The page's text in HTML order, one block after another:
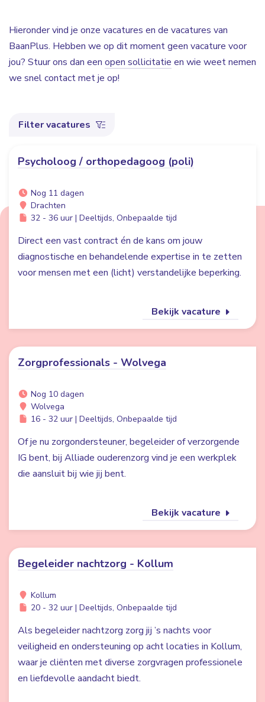
Hieronder vind je onze vacatures en de vacatures van
BaanPlus. Hebben we op dit moment geen vacature voor
jou? Stuur ons dan een open sollicitatie en wie weet nemen
we snel contact met je op!
Filter vacatures
Psycholoog / orthopedagoog (poli)
Nog 11 dagen
Drachten
32 - 36 uur | Deeltijds, Onbepaalde tijd
Direct een vast contract én de kans om jouw
diagnostische en behandelende expertise in te zetten
voor mensen met een (licht) verstandelijke beperking.
Bekijk vacature
Zorgprofessionals - Wolvega
Nog 10 dagen
Wolvega
16 - 32 uur | Deeltijds, Onbepaalde tijd
Of je nu zorgondersteuner, begeleider of verzorgende
IG bent, bij Alliade ouderenzorg vind je een werkplek
die aansluit bij wie jij bent.
Bekijk vacature
Begeleider nachtzorg - Kollum
Kollum
20 - 32 uur | Deeltijds, Onbepaalde tijd
Als begeleider nachtzorg zorg jij ’s nachts voor
veiligheid en ondersteuning op acht locaties in Kollum,
waar je cliënten met diverse zorgvragen professionele
en liefdevolle aandacht biedt.